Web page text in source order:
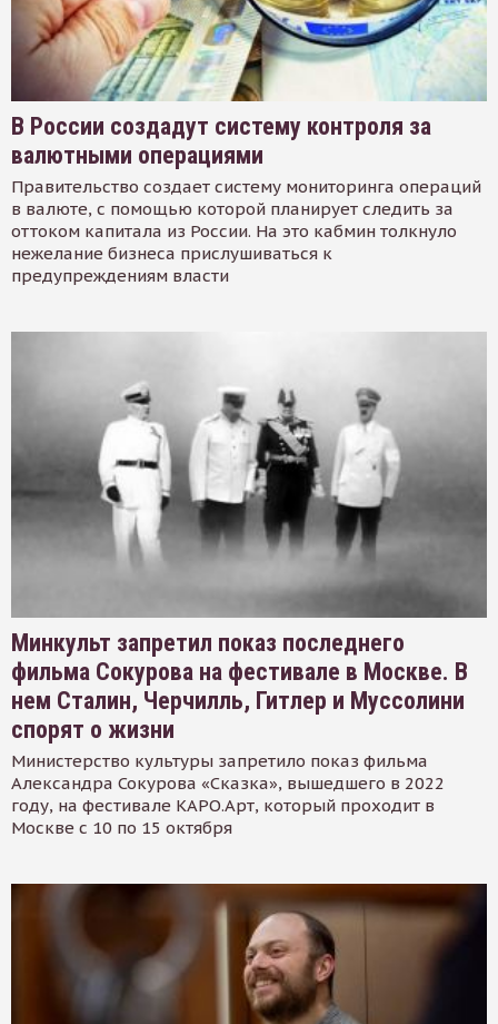
В России создадут систему контроля за
валютными операциями
Правительство создает систему мониторинга операций
в валюте, с помощью которой планирует следить за
оттоком капитала из России. На это кабмин толкнуло
нежелание бизнеса прислушиваться к
предупреждениям власти
Минкульт запретил показ последнего
фильма Сокурова на фестивале в Москве. В
нем Сталин, Черчилль, Гитлер и Муссолини
спорят о жизни
Министерство культуры запретило показ фильма
Александра Сокурова «Сказка», вышедшего в 2022
году, на фестивале КАРО.Арт, который проходит в
Москве с 10 по 15 октября